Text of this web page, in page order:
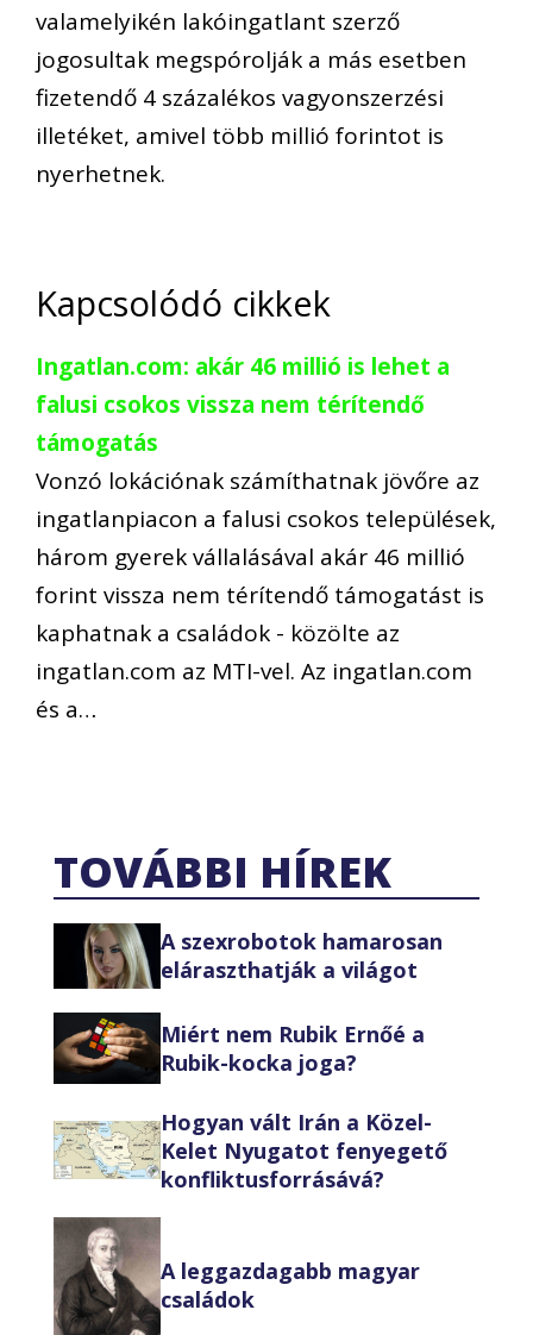
valamelyikén lakóingatlant szerző
jogosultak megspórolják a más esetben
fizetendő 4 százalékos vagyonszerzési
illetéket, amivel több millió forintot is
nyerhetnek.
Kapcsolódó cikkek
Ingatlan.com: akár 46 millió is lehet a
falusi csokos vissza nem térítendő
támogatás
Vonzó lokációnak számíthatnak jövőre az
ingatlanpiacon a falusi csokos települések,
három gyerek vállalásával akár 46 millió
forint vissza nem térítendő támogatást is
kaphatnak a családok - közölte az
ingatlan.com az MTI-vel. Az ingatlan.com
és a…
TOVÁBBI HÍREK
A szexrobotok hamarosan
eláraszthatják a világot
Miért nem Rubik Ernőé a
Rubik-kocka joga?
Hogyan vált Irán a Közel-
Kelet Nyugatot fenyegető
konfliktusforrásává?
A leggazdagabb magyar
családok